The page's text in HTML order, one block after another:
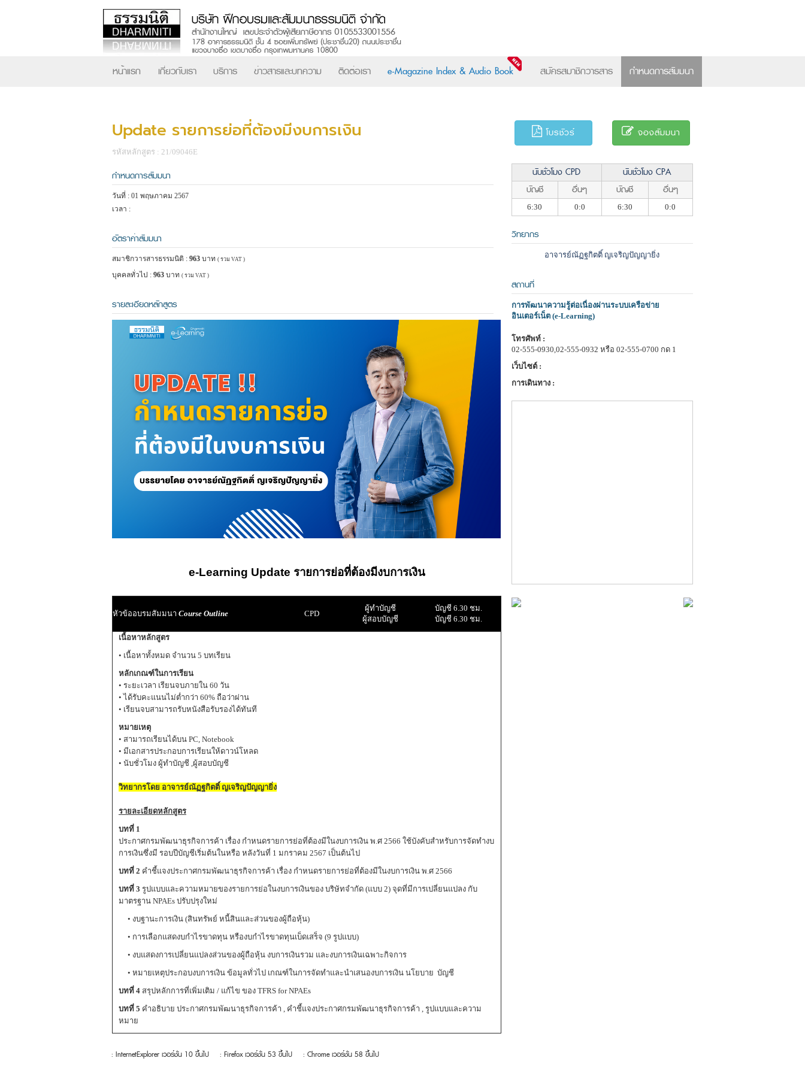
หน้าแรก เกี่ยวกับเรา บริการ ข่าวสารและบทความ ติดต่อเรา e-Magazine Index & Audio Book สมัครสมาชิกวารสาร กำหนดการสัมมนา
Update รายการย่อที่ต้องมีงบการเงิน
รหัสหลักสูตร : 21/09046E
กำหนดการสัมมนา
วันที่ : 01 พฤษภาคม 2567
เวลา :
อัตราค่าสัมมนา
สมาชิกวารสารธรรมนิติ : 963 บาท ( รวม VAT )
บุคคลทั่วไป : 963 บาท ( รวม VAT )
รายละเอียดหลักสูตร
e-Learning Update รายการย่อที่ต้องมีงบการเงิน
หัวข้ออบรมสัมมนา Course Outline CPD
ผู้ทำบัญชี
บัญชี 6.30 ชม.
ผู้สอบบัญชี
บัญชี 6.30 ชม.
เนื้อหาหลักสูตร
• เนื้อหาทั้งหมด จำนวน 5 บทเรียน
หลักเกณฑ์ในการเรียน
• ระยะเวลา เรียนจบภายใน 60 วัน
• ได้รับคะแนนไม่ต่ำกว่า 60% ถือว่าผ่าน
• เรียนจบสามารถรับหนังสือรับรองได้ทันที
หมายเหตุ
• สามารถเรียนได้บน PC, Notebook
• มีเอกสารประกอบการเรียนให้ดาวน์โหลด
• นับชั่วโมง ผู้ทำบัญชี ,ผู้สอบบัญชี
วิทยากรโดย อาจารย์ณัฏฐกิตติ์ ญเจริญปัญญายิ่ง
รายละเอียดหลักสูตร
บทที่ 1
ประกาศกรมพัฒนาธุรกิจการค้า เรื่อง กำหนดรายการย่อที่ต้องมีในงบการเงิน พ.ศ 2566 ใช้บังคับสำหรับการจัดทำงบ
การเงินซึ่งมี รอบปีบัญชีเริ่มต้นในหรือ หลังวันที่ 1 มกราคม 2567 เป็นต้นไป
บทที่ 2 คำชี้แจงประกาศกรมพัฒนาธุรกิจการค้า เรื่อง กำหนดรายการย่อที่ต้องมีในงบการเงิน พ.ศ 2566
บทที่ 3 รูปแบบและความหมายของรายการย่อในงบการเงินของ บริษัทจำกัด (แบบ 2) จุดที่มีการเปลี่ยนแปลง กับ
มาตรฐาน NPAEs ปรับปรุงใหม่
• งบฐานะการเงิน (สินทรัพย์ หนี้สินและส่วนของผู้ถือหุ้น)
• การเลือกแสดงบกำไรขาดทุน หรืองบกำไรขาดทุนเบ็ดเสร็จ (9 รูปแบบ)
• งบแสดงการเปลี่ยนแปลงส่วนของผู้ถือหุ้น งบการเงินรวม และงบการเงินเฉพาะกิจการ
• หมายเหตุประกอบงบการเงิน ข้อมูลทั่วไป เกณฑ์ในการจัดทำและนำเสนองบการเงิน นโยบาย บัญชี
บทที่ 4 สรุปหลักการที่เพิ่มเติม / แก้ไข ของ TFRS for NPAEs
บทที่ 5 คำอธิบาย ประกาศกรมพัฒนาธุรกิจการค้า , คำชี้แจงประกาศกรมพัฒนาธุรกิจการค้า , รูปแบบและความ
หมาย
โบรชัวร์ จองสัมมนา
นับชั่วโมง CPD
นับชั่วโมง CPA
บัญชี
อื่นๆ บัญชี อื่นๆ
6:30 0:0 6:30 0:0
วิทยากร
อาจารย์ณัฏฐกิตติ์ ญเจริญปัญญายิ่ง
สถานที่
การพัฒนาความรู้ต่อเนื่องผ่านระบบเครือข่าย
อินเตอร์เน็ต (e-Learning)
โทรศัพท์ :
02-555-0930,02-555-0932 หรือ 02-555-0700 กด 1
เว็บไซต์ :
การเดินทาง :
: InternetExplorer เวอร์ชั่น 10 ขึ้นไป : Firefox เวอร์ชั่น 53 ขึ้นไป : Chrome เวอร์ชั่น 58 ขึ้นไป